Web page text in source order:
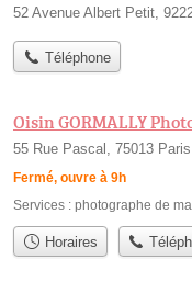
52 Avenue Albert Petit,
Téléphone
Oisin GORMALLY
55 Rue Pascal, 75013 Paris
Fermé, ouvre à 9h
Services : photographe de
Horaires